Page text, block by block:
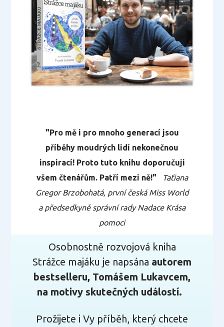
"Pro mě i pro mnoho generací jsou
příběhy moudrých lidí nekonečnou
inspirací! Proto tuto knihu doporučuji
všem čtenářům. Patří mezi ně!"
Taťiana
Gregor Brzobohatá, první česká Miss World
a předsedkyně správní rady Nadace Krása
pomoci
Osobnostně rozvojová kniha
Strážce majáku je napsána autorem
bestselleru, Tomášem Lukavcem,
na motivy skutečných událostí.
Prožijete i Vy příběh, který chcete